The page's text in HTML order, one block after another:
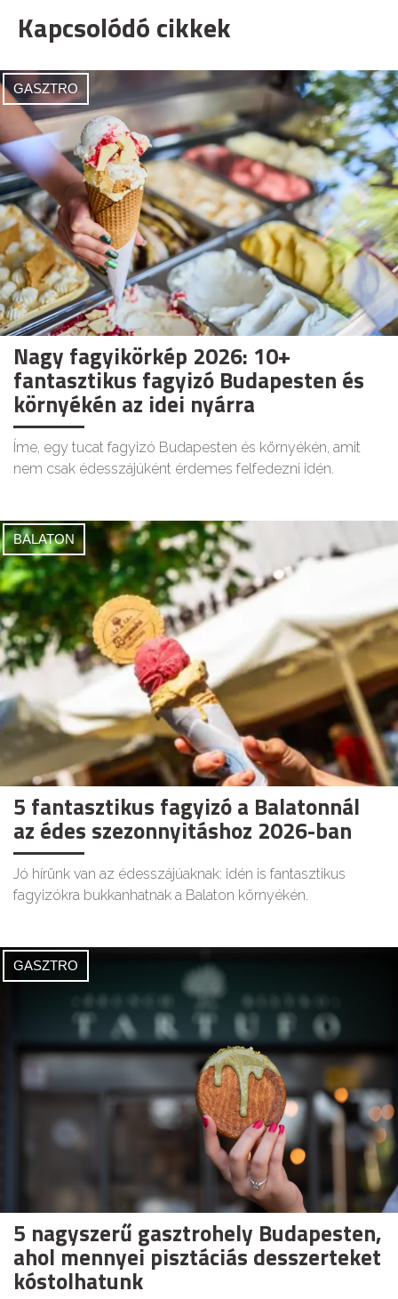
Kapcsolódó cikkek
GASZTRO
Nagy fagyikörkép 2026: 10+
fantasztikus fagyizó Budapesten és
környékén az idei nyárra
Íme, egy tucat fagyizó Budapesten és környékén, amit
nem csak édesszájúként érdemes felfedezni idén.
BALATON
5 fantasztikus fagyizó a Balatonnál
az édes szezonnyitáshoz 2026-ban
Jó hírünk van az édesszájúaknak: idén is fantasztikus
fagyizókra bukkanhatnak a Balaton környékén.
GASZTRO
5 nagyszerű gasztrohely Budapesten,
ahol mennyei pisztáciás desszerteket
kóstolhatunk